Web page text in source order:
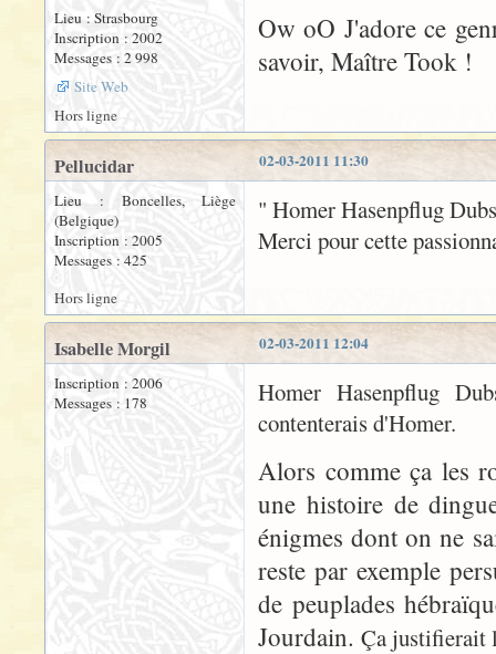
Lieu : Strasbourg
Inscription : 2002
Messages : 2 998
Site Web
Ow oO J'adore ce
savoir, Maître Took !
Hors ligne
02-03-2011 11:30
Pellucidar
Lieu : Boncelles, Liège
(Belgique)
Inscription : 2005
Messages : 425
" Homer Hasenpflug
Merci pour cette
Hors ligne
02-03-2011 12:04
Isabelle Morgil
Inscription : 2006
Messages : 178
Homer Hasenpflug
contenterais d'Homer.
Alors comme ça les
une histoire de
énigmes dont on ne
reste par exemple
de peuplades
Jourdain. Ça justifierait